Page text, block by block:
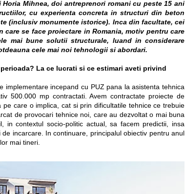
Mihnea, doi antreprenori romani cu peste 15 ani
cu experienta concreta in structuri din beton
(inclusiv monumente istorice). Inca din facultate, cei
se face proiectare in Romania, motiv pentru care
mai bune solutii structurale, luand in considerare
cele mai noi tehnologii si abordari.
La ce lucrati si ce estimari aveti privind
implementare incepand cu PUZ pana la asistenta tehnica
500.000 mp contractati. Avem contractate proiecte de
care o implica, cat si prin dificultatile tehnice ce trebuie
de provocari tehnice noi, care au dezvoltat o mai buna
in contextul socio-politic actual, sa facem predictii, insa
incarcare. In continuare, principalul obiectiv pentru anul
mai tineri.